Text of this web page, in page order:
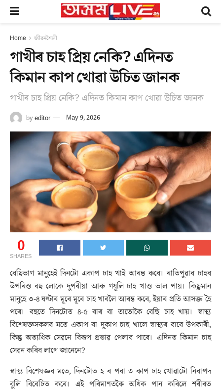
Home জীৱনশৈলী
গাখীৰ চাহ প্ৰিয় নেকি? এদিনত
কিমান কাপ খোৱা উচিত জানক
গাখীৰ চাহ প্ৰিয় নেকি? এদিনত কিমান কাপ খোৱা উচিত জানক
byeditor May 9, 2026
0
SHARES
বেছিভাগ মানুহেই দিনটো একাপ চাহ খাই আৰম্ভ কৰে। ৰাতিপুৱাৰ চাহৰ
উপৰিও বহু লোকে দুপৰীয়া আৰু গধূলি চাহ খাও ভাল পায়। কিছুমান
মানুহে ৩-৪ ঘণ্টাৰ মূৰে মূৰে চাহ খাবলৈ আৰম্ভ কৰে, ইয়াৰ প্ৰতি আসক্ত হৈ
পৰে। বহুতে দিনটোত ৪-৫ বাৰ বা তাতোকৈ বেছি চাহ খায়। স্বাস্থ্য
বিশেষজ্ঞসকলৰ মতে একাপ বা দুকাপ চাহ খালে স্বাস্থ্যৰ বাবে উপকাৰী,
কিন্তু অত্যধিক সেৱনে বিৰূপ প্ৰভাৱ পেলাব পাৰে। এদিনত কিমান চাহ
সেৱন কৰিব লাগে জানেনে?
স্বাস্থ্য বিশেষজ্ঞৰ মতে, দিনটোত ২ ৰ পৰা ৩ কাপ চাহ খোৱাটো নিৰাপদ
বুলি বিবেচিত কৰে। এই পৰিমাণতকৈ অধিক পান কৰিলে শৰীৰত